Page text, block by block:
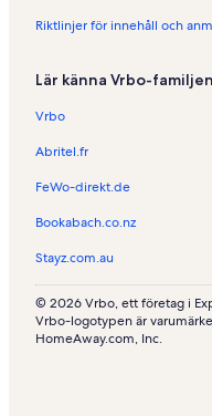
Riktlinjer för innehåll och
Lär känna Vrbo-familjen
Vrbo
Abritel.fr
FeWo-direkt.de
Bookabach.co.nz
Stayz.com.au
© 2026 Vrbo, ett företag i
Vrbo-logotypen är
HomeAway.com, Inc.